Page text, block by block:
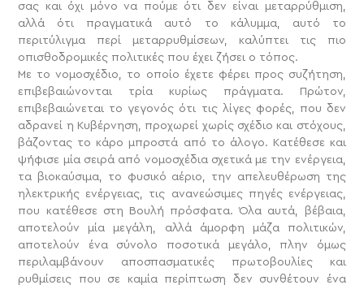
σας και όχι μόνο να πούμε ότι δεν είναι μεταρρύθμιση,
αλλά ότι πραγματικά αυτό το κάλυμμα, αυτό το
περιτύλιγμα περί μεταρρυθμίσεων, καλύπτει τις πιο
οπισθοδρομικές πολιτικές που έχει ζήσει ο τόπος.
Με το νομοσχέδιο, το οποίο έχετε φέρει προς συζήτηση,
επιβεβαιώνονται τρία κυρίως πράγματα. Πρώτον,
επιβεβαιώνεται το γεγονός ότι τις λίγες φορές, που δεν
αδρανεί η Κυβέρνηση, προχωρεί χωρίς σχέδιο και στόχους,
βάζοντας το κάρο μπροστά από το άλογο. Κατέθεσε και
ψήφισε μία σειρά από νομοσχέδια σχετικά με την ενέργεια,
τα βιοκαύσιμα, το φυσικό αέριο, την απελευθέρωση της
ηλεκτρικής ενέργειας, τις ανανεώσιμες πηγές ενέργειας,
που κατέθεσε στη Βουλή πρόσφατα. Όλα αυτά, βέβαια,
αποτελούν μία μεγάλη, αλλά άμορφη μάζα πολιτικών,
αποτελούν ένα σύνολο ποσοτικά μεγάλο, πλην όμως
περιλαμβάνουν αποσπασματικές πρωτοβουλίες και
ρυθμίσεις που σε καμία περίπτωση δεν συνθέτουν ένα